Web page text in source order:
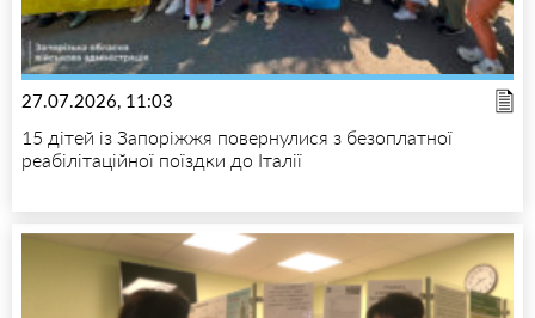
27.07.2026, 11:03
15 дітей із Запоріжжя повернулися з безоплатної
реабілітаційної поїздки до Італії